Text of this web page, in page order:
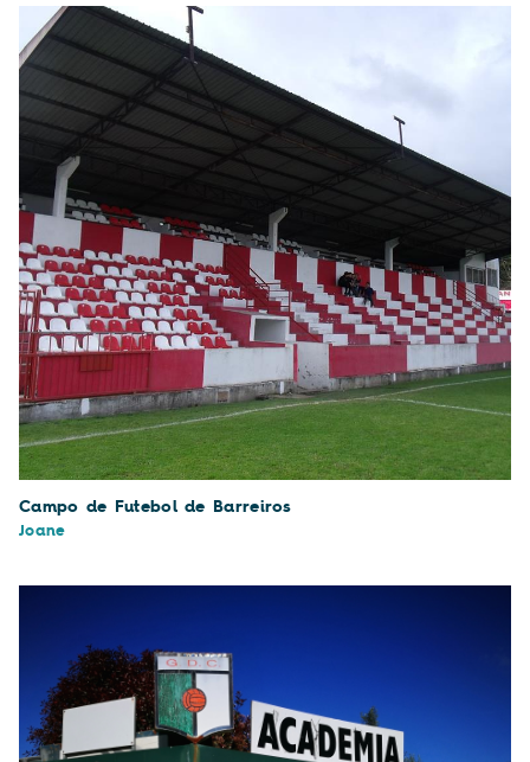
Campo de Futebol de Barreiros
Joane